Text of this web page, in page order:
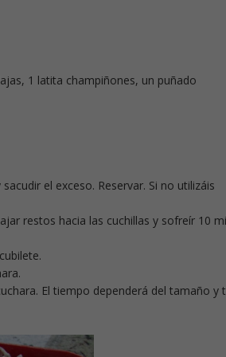
1 latita champiñones, un puñado
el exceso. Reservar. Si no utilizáis
restos hacia las cuchillas y sofreír 10
El tiempo dependerá del tamaño y